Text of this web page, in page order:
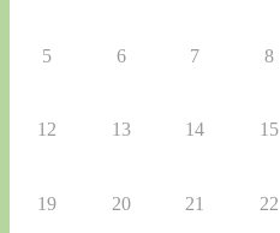
5 6 7 8
12 13 14 15
19 20 21 22